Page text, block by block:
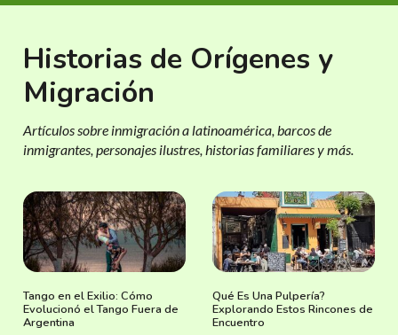
Historias de Orígenes y
Migración
Artículos sobre inmigración a latinoamérica, barcos de
inmigrantes, personajes ilustres, historias familiares y más.
Tango en el Exilio: Cómo
Evolucionó el Tango Fuera de
Argentina
Qué Es Una Pulpería?
Explorando Estos Rincones de
Encuentro